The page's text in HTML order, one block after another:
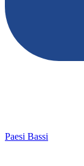
Paesi Bassi